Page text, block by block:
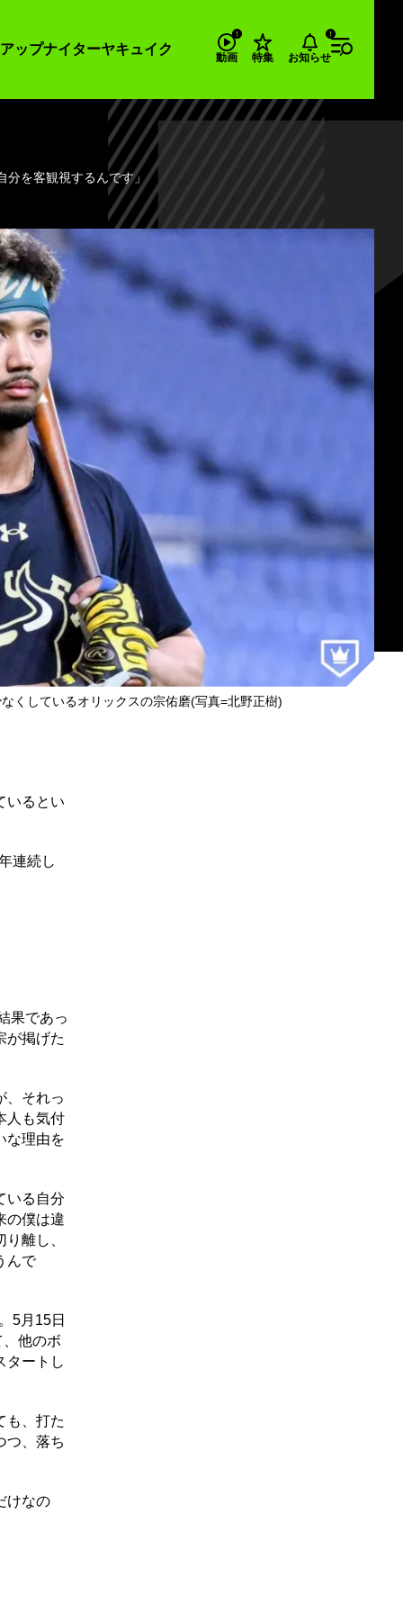
ップナイターヤキュイク
動画 特集 お知らせ
分を客観視するんです」
くしているオリックスの宗佑磨(写真=北野正樹)
いるとい
連続し
果であっ
が掲げた
、それっ
人も気付
な理由を
いる自分
の僕は違
離し、
んで
5月15日
他のボ
タートし
も、打た
つ、落ち
けなの